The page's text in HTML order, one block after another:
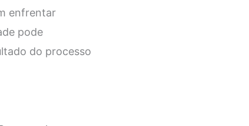
enfrentar
pode
do processo